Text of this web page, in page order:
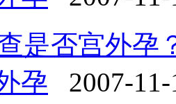
是否宫外孕
孕
2007-